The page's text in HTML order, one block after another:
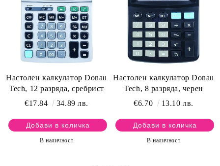
Настолен калкулатор Donau
Tech, 12 разряда, сребрист
€17.84
34.89 лв.
В наличност
Настолен калкулатор Donau
Tech, 8 разряда, черен
€6.70
13.10 лв.
В наличност